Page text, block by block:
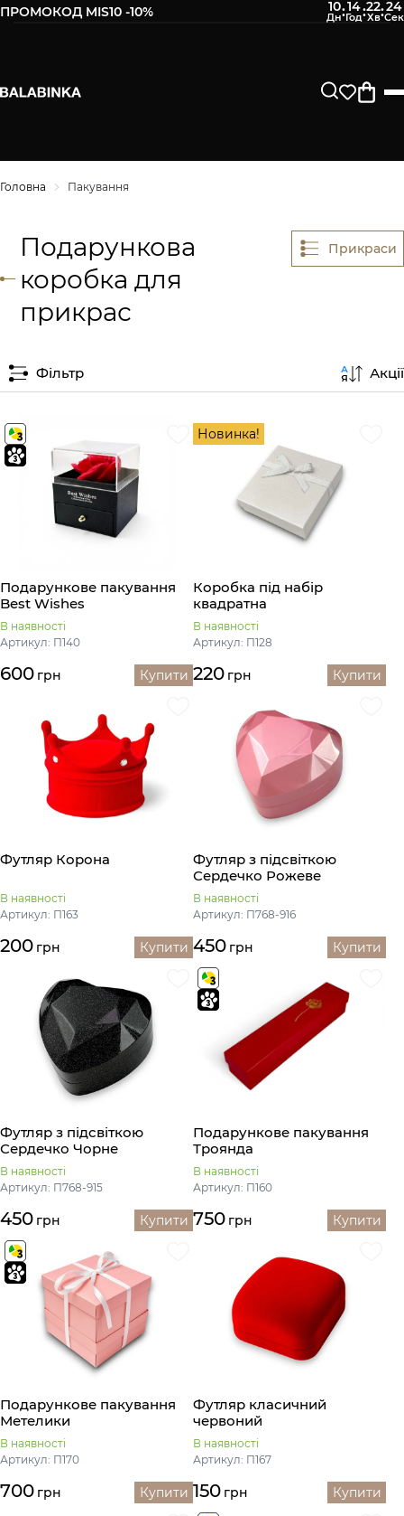
ПРОМОКОД MIS10 -10% 10:14:22:24
Головна Пакування
Подарункова
коробка для
прикрас
Прикраси
Фільтр Акції
Подaрункове пакування
Best Wishes
В наявності
Артикул: П140
600 грн Купити
Новинка!
Коробка під набір
квадратна
В наявності
Артикул: П128
220 грн Купити
Футляр Корона
В наявності
Артикул: П163
200 грн Купити
Футляр з підсвіткою
Сердечко Рожеве
В наявності
Артикул: П768-916
450 грн Купити
Футляр з підсвіткою
Сердечко Чорне
В наявності
Артикул: П768-915
450 грн Купити
Подaрункове пакування
Троянда
В наявності
Артикул: П160
750 грн Купити
Подaрункове пакування
Метелики
В наявності
Артикул: П170
700 грн Купити
Футляр класичний
червоний
В наявності
Артикул: П167
150 грн Купити